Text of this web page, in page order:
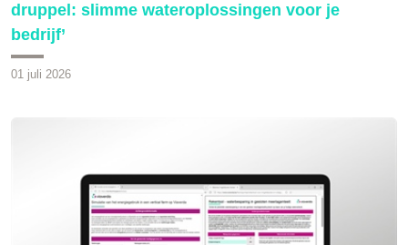
druppel: slimme wateroplossingen voor je
bedrijf’
01 juli 2026